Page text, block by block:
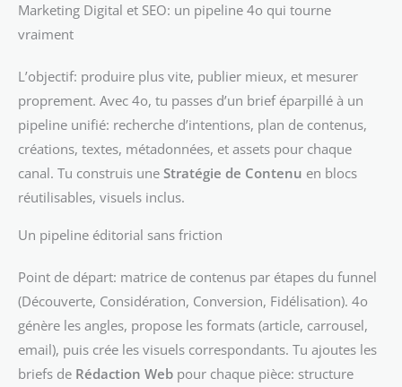
Marketing Digital et SEO: un pipeline 4o qui tourne
vraiment
L’objectif: produire plus vite, publier mieux, et mesurer
proprement. Avec 4o, tu passes d’un brief éparpillé à un
pipeline unifié: recherche d’intentions, plan de contenus,
créations, textes, métadonnées, et assets pour chaque
canal. Tu construis une Stratégie de Contenu en blocs
réutilisables, visuels inclus.
Un pipeline éditorial sans friction
Point de départ: matrice de contenus par étapes du funnel
(Découverte, Considération, Conversion, Fidélisation). 4o
génère les angles, propose les formats (article, carrousel,
email), puis crée les visuels correspondants. Tu ajoutes les
briefs de Rédaction Web pour chaque pièce: structure